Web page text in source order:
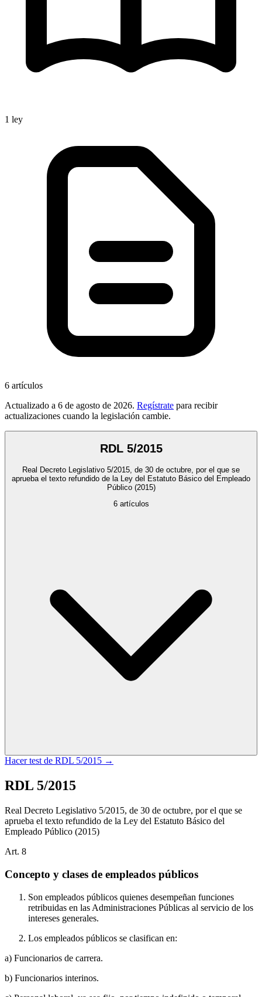
1 ley
6 artículos
Actualizado a 6 de agosto de 2026. Regístrate para recibir
actualizaciones cuando la legislación cambie.
RDL 5/2015
Real Decreto Legislativo 5/2015, de 30 de octubre, por el que se
aprueba el texto refundido de la Ley del Estatuto Básico del Empleado
Público (2015)
6artículos
Hacer test de RDL 5/2015 →
RDL 5/2015
Real Decreto Legislativo 5/2015, de 30 de octubre, por el que se
aprueba el texto refundido de la Ley del Estatuto Básico del
Empleado Público (2015)
Art. 8
Concepto y clases de empleados públicos
Son empleados públicos quienes desempeñan funciones
retribuidas en las Administraciones Públicas al servicio de los
intereses generales.
Los empleados públicos se clasifican en:
a) Funcionarios de carrera.
b) Funcionarios interinos.